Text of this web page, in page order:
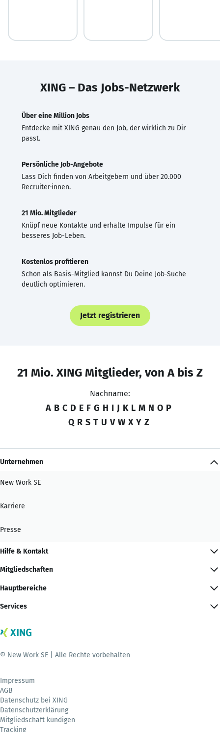
XING – Das Jobs-Netzwerk
Über eine Million Jobs
Entdecke mit XING genau den Job, der wirklich zu Dir
passt.
Persönliche Job-Angebote
Lass Dich finden von Arbeitgebern und über 20.000
Recruiter·innen.
21 Mio. Mitglieder
Knüpf neue Kontakte und erhalte Impulse für ein
besseres Job-Leben.
Kostenlos profitieren
Schon als Basis-Mitglied kannst Du Deine Job-Suche
deutlich optimieren.
Jetzt registrieren
21 Mio. XING Mitglieder, von A bis Z
Nachname:
A B C D E F G H I J K L M N O P
Q R S T U V W X Y Z
Unternehmen
New Work SE
Karriere
Presse
Hilfe & Kontakt
Mitgliedschaften
Hauptbereiche
Services
© New Work SE | Alle Rechte vorbehalten
Impressum
AGB
Datenschutz bei XING
Datenschutzerklärung
Mitgliedschaft kündigen
Tracking